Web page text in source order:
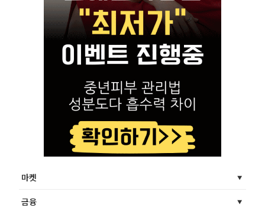
마켓
금융